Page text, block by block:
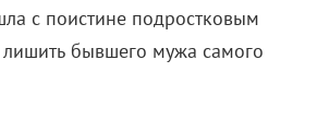
с поистине подростковым
бывшего мужа самого